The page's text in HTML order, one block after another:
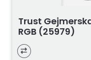
Trust
RGB (25979)